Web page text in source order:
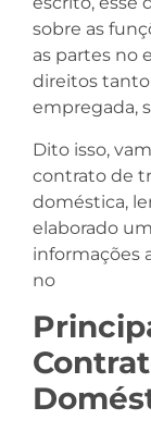
sobre as
as partes no
direitos
empregada,
Dito isso,
contrato de
doméstica,
elaborado
informações
no